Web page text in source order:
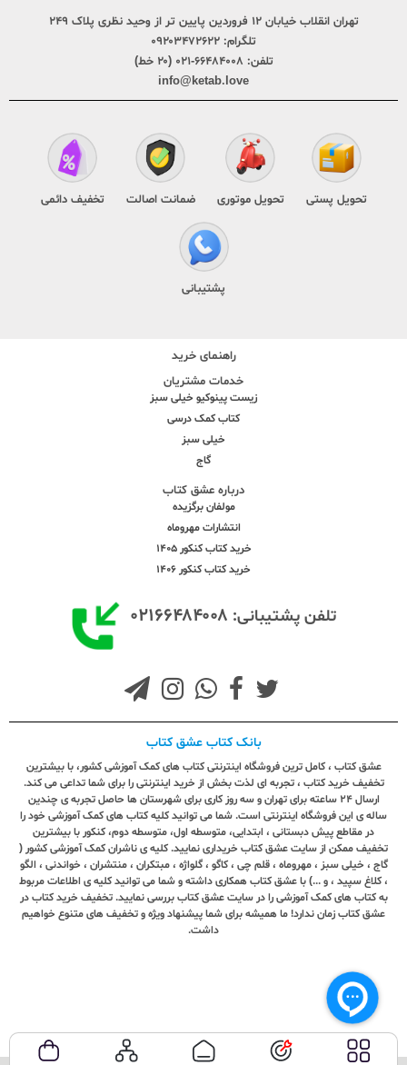
تهران انقلاب خیابان ۱۲ فروردین پایین تر از وحید نظری پلاک ۲۴۹
تلگرام: ۰۹۲۰۳۴۷۲۶۲۲
تلفن: ۶۶۴۸۴۰۰۸-۰۲۱ (۲۰ خط)
info@ketab.love
تحویل پستی تحویل موتوری ضمانت اصالت تخفیف دائمی
پشتیبانی
راهنمای خرید
خدمات مشتریان
زیست پینوکیو خیلی سبز
کتاب کمک درسی
خیلی سبز
گاج
درباره عشق کتاب
مولفان برگزیده
انتشارات مهروماه
خرید کتاب کنکور 1405
خرید کتاب کنکور 1406
تلفن پشتیبانی: ۰۲۱۶۶۴۸۴۰۰۸
بانک کتاب عشق کتاب
عشق کتاب ، کامل ترین فروشگاه اینترنتی کتاب های کمک آموزشی کشور، با بیشترین
تخفیف خرید کتاب ، تجربه ای لذت بخش از خرید اینترنتی را برای شما تداعی می کند.
ارسال ٢٤ ساعته برای تهران و سه روز کاری برای شهرستان ها حاصل تجربه ی چندین
ساله ی این فروشگاه اینترنتی است. شما می توانید کلیه کتاب های کمک آموزشی خود را
در مقاطع پیش دبستانی ، ابتدایی، متوسطه اول، متوسطه دوم، کنکور با بیشترین
تخفیف ممکن از سایت عشق کتاب خریداری نمایید. کلیه ی ناشران کمک آموزشی کشور (
گاج ، خیلی سبز ، مهروماه ، قلم چی ، کاگو ، گلواژه ، مبتکران ، منتشران ، خواندنی ، الگو
، کلاغ سپید ، و ...) با عشق کتاب همکاری داشته و شما می توانید کلیه ی اطلاعات مربوط
به کتاب های کمک آموزشی را در سایت عشق کتاب بررسی نمایید. تخفیف خرید کتاب در
عشق کتاب زمان ندارد! ما همیشه برای شما پیشنهاد ویژه و تخفیف های متنوع خواهیم
داشت.